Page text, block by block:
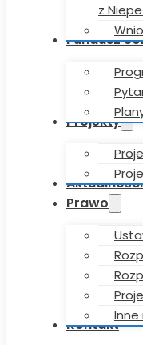
z
Fundusz
Projekty
Aktualności
Prawo
Kontakt